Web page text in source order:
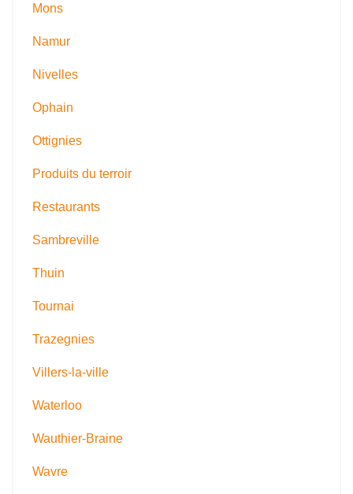
Mons
Namur
Nivelles
Ophain
Ottignies
Produits du terroir
Restaurants
Sambreville
Thuin
Tournai
Trazegnies
Villers-la-ville
Waterloo
Wauthier-Braine
Wavre